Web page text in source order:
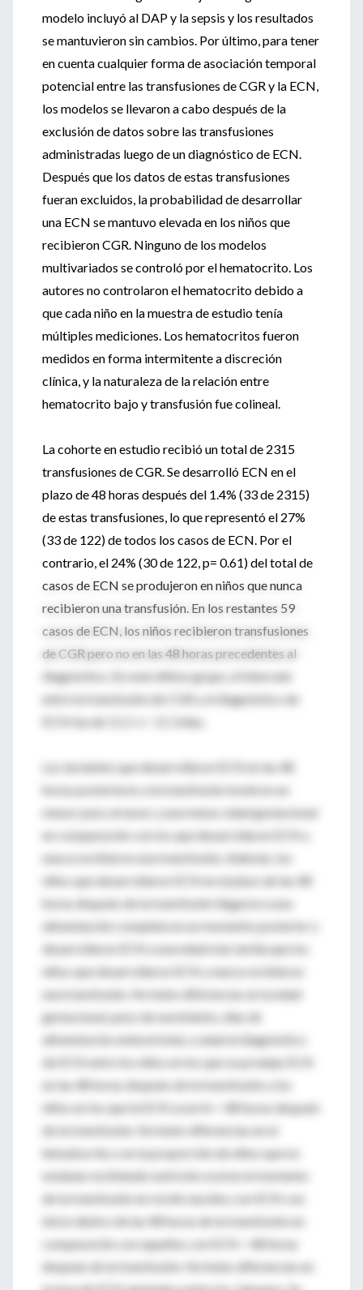
modelo incluyó al DAP y la sepsis y los resultados
se mantuvieron sin cambios. Por último, para tener
en cuenta cualquier forma de asociación temporal
potencial entre las transfusiones de CGR y la ECN,
los modelos se llevaron a cabo después de la
exclusión de datos sobre las transfusiones
administradas luego de un diagnóstico de ECN.
Después que los datos de estas transfusiones
fueran excluidos, la probabilidad de desarrollar
una ECN se mantuvo elevada en los niños que
recibieron CGR. Ninguno de los modelos
multivariados se controló por el hematocrito. Los
autores no controlaron el hematocrito debido a
que cada niño en la muestra de estudio tenía
múltiples mediciones. Los hematocritos fueron
medidos en forma intermitente a discreción
clínica, y la naturaleza de la relación entre
hematocrito bajo y transfusión fue colineal.
La cohorte en estudio recibió un total de 2315
transfusiones de CGR. Se desarrolló ECN en el
plazo de 48 horas después del 1.4% (33 de 2315)
de estas transfusiones, lo que representó el 27%
(33 de 122) de todos los casos de ECN. Por el
contrario, el 24% (30 de 122, p= 0.61) del total de
casos de ECN se produjeron en niños que nunca
recibieron una transfusión. En los restantes 59
casos de ECN, los niños recibieron transfusiones
de CGR pero no en las 48 horas precedentes al
diagnóstico. En este último grupo, el intervalo
entre la transfusión de CGR y el diagnóstico de
ECN fue de 11.2 +/- 11.3 días.
Los lactantes que desarrollaron ECN en las 48
horas posteriores a la transfusión tuvieron un
menor peso al nacer y una menor edad gestacional
en comparación con los que desarrollaron ECN y
nunca recibieron una transfusión. Además, los
niños que desarrollaron ECN en el plazo de las 48
horas después de la transfusión llegaron a una
alimentación completa en un momento posterior y
desarrollaron ECN a una edad más tardía que los
niños que desarrollaron ECN y nunca recibieron
una transfusión. No hubo diferencias en la edad
gestacional, peso de nacimiento, días de
alimentación enteral total, o edad al diagnóstico
de ECN entre los niños en los que se produjo ECN
en las 48 horas después de la transfusión y los
niños en los que la ECN ocurrió > 48 horas después
de la transfusión. No hubo diferencias en el
hematocrito o en la proporción de niños que no
estaban recibiendo nutrición oral en el momento
de la transfusión en recién nacidos con ECN con
inicio dentro de las 48 horas de la transfusión en
comparación con aquellos con ECN > 48 horas
después de la transfusión. No hubo diferencias en